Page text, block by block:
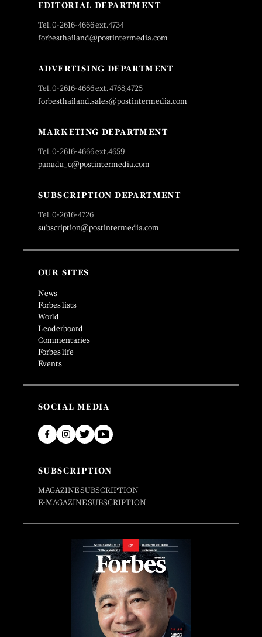
EDITORIAL DEPARTMENT
Tel. 0-2616-4666 ext.4734
forbesthailand@postintermedia.com
ADVERTISING DEPARTMENT
Tel. 0-2616-4666 ext. 4768,4725
forbesthailand.sales@postintermedia.com
MARKETING DEPARTMENT
Tel. 0-2616-4666 ext.4659
panada_c@postintermedia.com
SUBSCRIPTION DEPARTMENT
Tel. 0-2616-4726
subscription@postintermedia.com
OUR SITES
News
Forbes lists
World
Leaderboard
Commentaries
Forbes life
Events
SOCIAL MEDIA
SUBSCRIPTION
MAGAZINE SUBSCRIPTION
E-MAGAZINE SUBSCRIPTION